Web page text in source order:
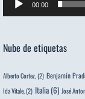
00:00
Nube de etiquetas
Alberto Cortez, (2) Benjamín
Ida Vitale, (2) Italia (6) José